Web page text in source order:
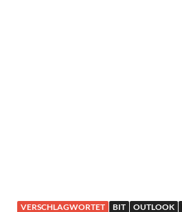
VERSCHLAGWORTET BIT OUTLOOK